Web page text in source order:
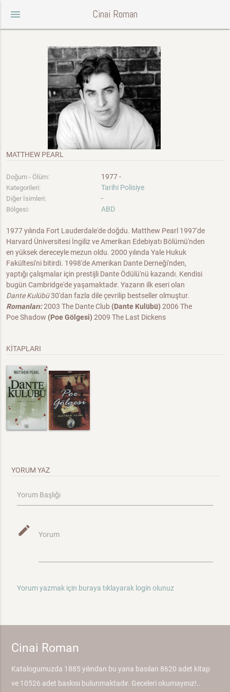
menu Cinai Roman
MATTHEW PEARL
Doğum - Ölüm: 1977 -
Kategorileri: Tarihi Polisiye
Diğer İsimleri: -
Bölgesi: ABD
1977 yılında Fort Lauderdale'de doğdu. Matthew Pearl 1997'de
Harvard Üniversitesi İngiliz ve Amerikan Edebiyatı Bölümü'nden
en yüksek dereceyle mezun oldu. 2000 yılında Yale Hukuk
Fakültesi'ni bitirdi. 1998'de Amerikan Dante Derneği'nden,
yaptığı çalışmalar için prestijli Dante Ödülü'nü kazandı. Kendisi
bugün Cambridge'de yaşamaktadır. Yazarın ilk eseri olan
Dante Kulübü30'dan fazla dile çevrilip bestseller olmuştur.
Romanları:2003 The Dante Club (Dante Kulübü) 2006 The
Poe Shadow (Poe Gölgesi) 2009 The Last Dickens
KİTAPLARI
YORUM YAZ
Yorum Başlığı
mode_edit Yorum
Yorum yazmak için buraya tıklayarak login olunuz
Cinai Roman
Katalogumuzda 1885 yılından bu yana basılan 8620 adet kitap
ve 10526 adet baskısı bulunmaktadır. Geceleri okumayınız!..